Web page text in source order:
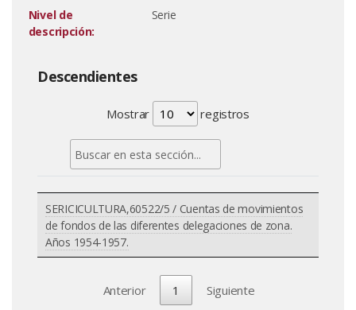
Nivel de
descripción:
Serie
Descendientes
Mostrar registros
SERICICULTURA,60522/5 / Cuentas de movimientos
de fondos de las diferentes delegaciones de zona.
Años 1954-1957.
Anterior 1 Siguiente